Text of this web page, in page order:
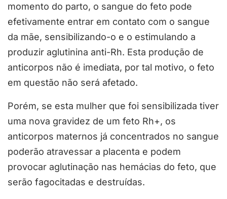
momento do parto, o sangue do feto pode
efetivamente entrar em contato com o sangue
da mãe, sensibilizando-o e o estimulando a
produzir aglutinina anti-Rh. Esta produção de
anticorpos não é imediata, por tal motivo, o feto
em questão não será afetado.
Porém, se esta mulher que foi sensibilizada tiver
uma nova gravidez de um feto Rh+, os
anticorpos maternos já concentrados no sangue
poderão atravessar a placenta e podem
provocar aglutinação nas hemácias do feto, que
serão fagocitadas e destruídas.